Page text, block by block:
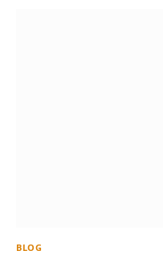
BLOG